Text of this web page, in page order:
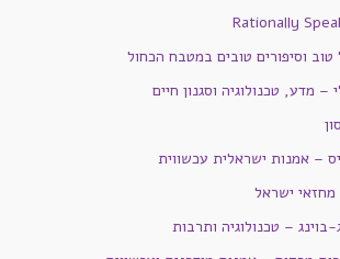
Rationally
טוב וסיפורים טובים במטבח הכחול
– מדע, טכנולוגיה וסגנון חיים
– אמנות ישראלית עכשווית
ישראל
בוינג – טכנולוגיה ותרבות